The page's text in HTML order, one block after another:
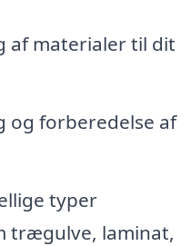
af materialer til dit
og forberedelse af
typer
trægulve, laminat,